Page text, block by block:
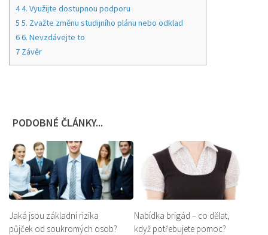
44. Využijte dostupnou podporu
5 5. Zvažte změnu studijního plánu nebo odklad
66. Nevzdávejte to
7 Závěr
PODOBNÉ ČLÁNKY...
Jaká jsou základní rizika
půjček od soukromých osob?
Nabídka brigád – co dělat,
když potřebujete pomoc?